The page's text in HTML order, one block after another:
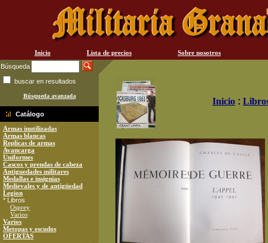
Inicio Lista de precios
Sobre nosotros
Búsqueda
buscar en resultados
Búsqueda avanzada
Catálogo
Armas inutilizadas
Armas blancas
Replicas de armas
Avancarga
Uniformes
Cascos y prendas de cabeza
Antiguedades militares
Medallas e insignias
Medievales y de antigüedad
Legion
* Libros
Osprey
Varios
Varios
Metopas y escudos
OFERTAS
Inicio :